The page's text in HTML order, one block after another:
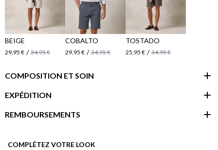
BEIGE
29,95 € / 34,95 €
COBALTO
29,95 € / 34,95 €
TOSTADO
25,95 € / 34,95 €
COMPOSITION ET SOIN
EXPÉDITION
REMBOURSEMENTS
COMPLÉTEZ VOTRE LOOK